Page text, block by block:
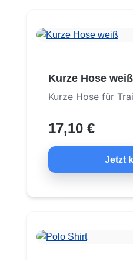
Kurze Hose weiß
Kurze Hose für
17,10 €
Jetzt